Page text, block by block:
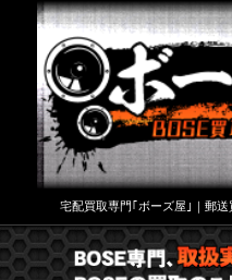
宅配買取専門｢ボーズ屋｣｜郵